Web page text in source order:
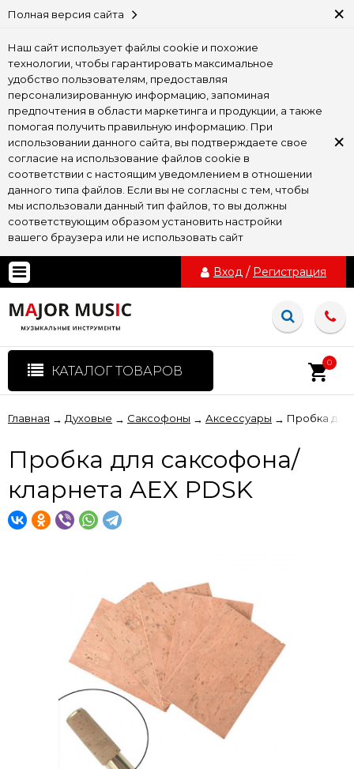
Полная версия сайта ×
Наш сайт использует файлы cookie и похожие
технологии, чтобы гарантировать максимальное
удобство пользователям, предоставляя
персонализированную информацию, запоминая
предпочтения в области маркетинга и продукции, а также
помогая получить правильную информацию. При
использовании данного сайта, вы подтверждаете свое
согласие на использование файлов cookie в
соответствии с настоящим уведомлением в отношении
данного типа файлов. Если вы не согласны с тем, чтобы
мы использовали данный тип файлов, то вы должны
соответствующим образом установить настройки
вашего браузера или не использовать сайт
×
Вход / Регистрация
КАТАЛОГ ТОВАРОВ
0
Главная → Духовые → Саксофоны → Аксессуары → Пробка для
Пробка для саксофона/
кларнета AEX PDSK